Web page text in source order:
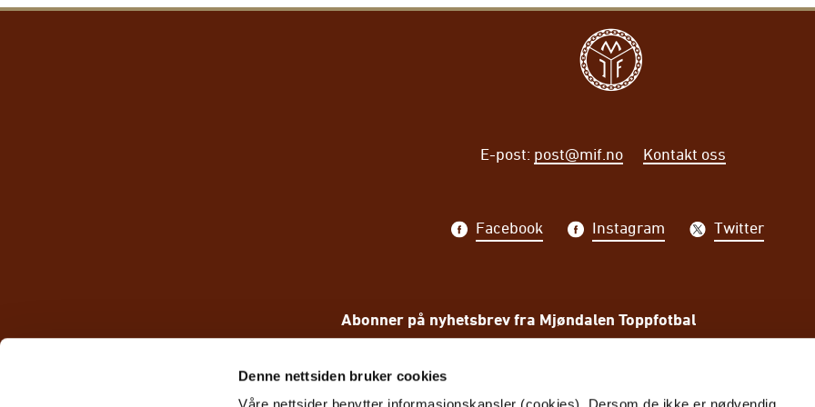
Denne nettsiden bruker cookies
E-post: post@mif.no Kontakt oss
Facebook Instagram Twitter
Abonner på nyhetsbrev fra Mjøndalen Toppfotbal